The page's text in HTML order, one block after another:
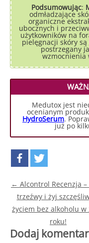
Podsumowując:
odmładzające
organiczne
ubocznych i
użytkowników na
pielęgnacji skóry są
postrzegany
wzmocnienia
Medutox jest
ocenianym
HydroSerum.
już po
Post navigation
← Alcontrol Recenzja –
trzeźwy i żyj
życiem bez alkoholu w
roku!
Dodaj